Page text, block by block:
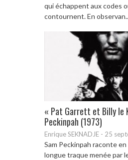
qui échappent aux codes
contournent. En
« Pat Garrett et Billy le
Peckinpah (1973)
Enrique SEKNADJE - 25
Sam Peckinpah raconte en
longue traque menée par